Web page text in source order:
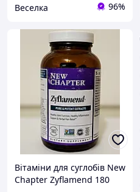
Веселка 96%
Вітаміни для суглобів New
Chapter Zyflamend 180